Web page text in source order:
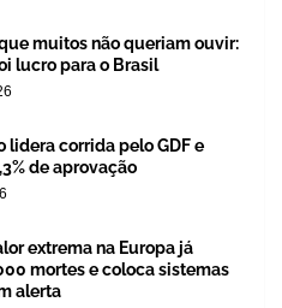
muitos não queriam ouvir:
lucro para o Brasil
lidera corrida pelo GDF e
de aprovação
extrema na Europa já
mortes e coloca sistemas
alerta